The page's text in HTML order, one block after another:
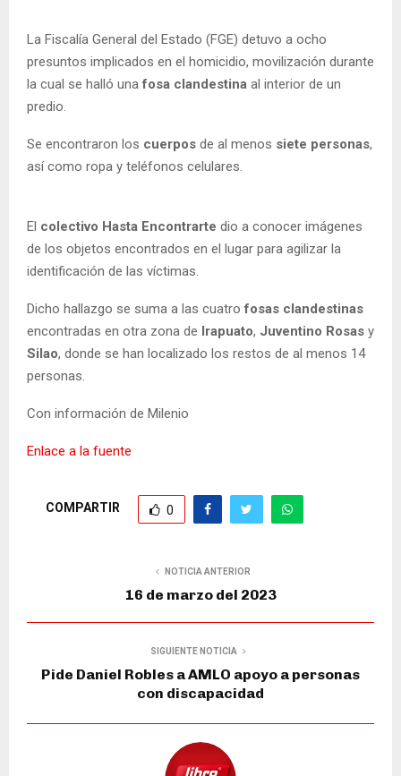
La Fiscalía General del Estado (FGE) detuvo a ocho
presuntos implicados en el homicidio, movilización durante
la cual se halló unafosa clandestina al interior de un
predio.
Se encontraron los cuerpos de al menos siete personas,
así como ropa y teléfonos celulares.
El colectivo Hasta Encontrarte dio a conocer imágenes
de los objetos encontrados en el lugar para agilizar la
identificación de las víctimas.
Dicho hallazgo se suma a las cuatrofosas clandestinas
encontradas en otra zona de Irapuato, Juventino Rosas y
Silao, donde se han localizado los restos de al menos 14
personas.
Con información de Milenio
Enlace a la fuente
COMPARTIR 0
NOTICIA ANTERIOR
16 de marzo del 2023
SIGUIENTE NOTICIA
Pide Daniel Robles a AMLO apoyo a personas
con discapacidad